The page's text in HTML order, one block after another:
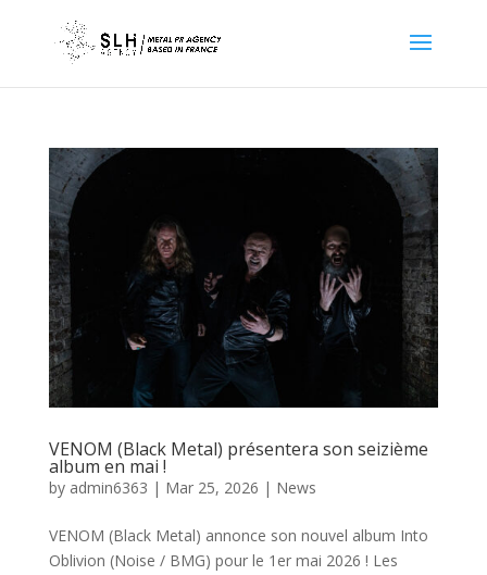
VENOM (Black Metal) présentera son seizième
album en mai !
by admin6363 | Mar 25, 2026 | News
VENOM (Black Metal) annonce son nouvel album Into
Oblivion (Noise / BMG) pour le 1er mai 2026 ! Les